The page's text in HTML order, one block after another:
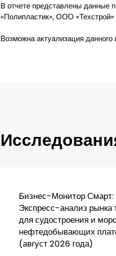
В отчете представлены данные
«Полипластик», ООО
Возможна актуализация данного
Бизнес-Монитор Смарт:
Экспресс-анализ рынка
для судостроения и
нефтедобывающих
(август 2026 года)